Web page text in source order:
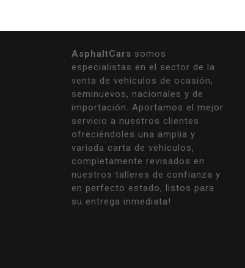
AsphaltCars somos
especialistas en el sector de la
venta de vehículos de ocasión,
seminuevos, nacionales y de
importación. Aportamos el mejor
servicio a nuestros clientes
ofreciéndoles una amplia y
variada carta de vehículos,
completamente revisados en
nuestros talleres de confianza y
en perfecto estado, listos para
su entrega inmediata!